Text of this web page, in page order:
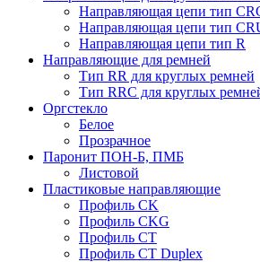
Направляющая цепи тип
Направляющая цепи тип
Направляющая цепи тип R
Направляющие для ремней
Тип RR для круглых ремней
Тип RRС для круглых
Оргстекло
Белое
Прозрачное
Паронит ПОН-Б, ПМБ
Листовой
Пластиковые направляющие
Профиль CK
Профиль CKG
Профиль CT
Профиль CT Duplex